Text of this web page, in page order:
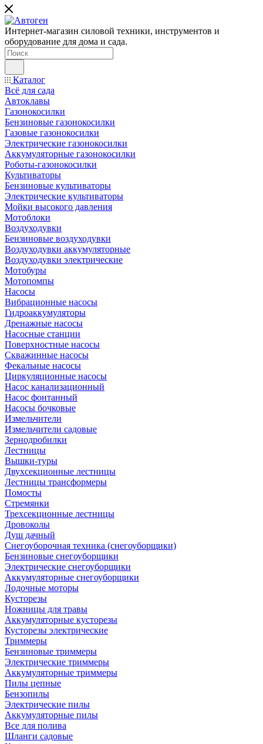
Интернет-магазин силовой техники, инструментов и
оборудование для дома и сада.
Каталог
Всё для сада
Автоклавы
Газонокосилки
Бензиновые газонокосилки
Газовые газонокосилки
Электрические газонокосилки
Аккумуляторные газонокосилки
Роботы-газонокосилки
Культиваторы
Бензиновые культиваторы
Электрические культиваторы
Мойки высокого давления
Мотоблоки
Воздуходувки
Бензиновые воздуходувки
Воздуходувки аккумуляторные
Воздуходувки электрические
Мотобуры
Мотопомпы
Насосы
Вибрационные насосы
Гидроаккумуляторы
Дренажные насосы
Насосные станции
Поверхностные насосы
Скважинные насосы
Фекальные насосы
Циркуляционные насосы
Насос канализационный
Насос фонтанный
Насосы бочковые
Измельчители
Измельчители садовые
Зернодробилки
Лестницы
Вышки-туры
Двухсекционные лестницы
Лестницы трансформеры
Помосты
Стремянки
Трехсекционные лестницы
Дровоколы
Душ дачный
Снегоуборочная техника (снегоуборщики)
Бензиновые снегоуборщики
Электрические снегоуборщики
Аккумуляторные снегоуборщики
Лодочные моторы
Кусторезы
Ножницы для травы
Аккумуляторные кусторезы
Кусторезы электрические
Триммеры
Бензиновые триммеры
Электрические триммеры
Аккумуляторные триммеры
Пилы цепные
Бензопилы
Электрические пилы
Аккумуляторные пилы
Все для полива
Шланги садовые